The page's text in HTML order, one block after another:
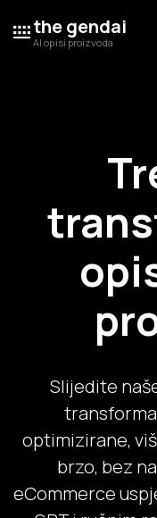
the gendai
AI opisi proizvoda
Slijedite
optimizirane,
brzo, bez
eCommerce